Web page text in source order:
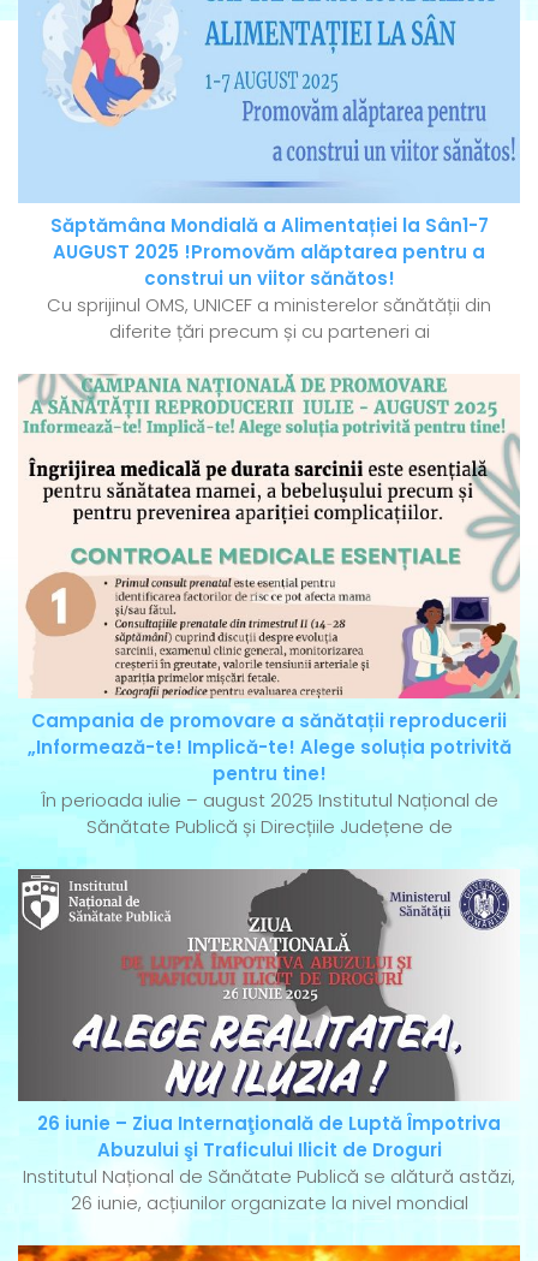
Săptămâna Mondială a Alimentației la Sân1-7
AUGUST 2025 !Promovăm alăptarea pentru a
construi un viitor sănătos!
Cu sprijinul OMS, UNICEF a ministerelor sănătății din
diferite țări precum și cu parteneri ai
Campania de promovare a sănătații reproducerii
„Informează-te! Implică-te! Alege soluția potrivită
pentru tine!
În perioada iulie – august 2025 Institutul Național de
Sănătate Publică și Direcțiile Județene de
26 iunie – Ziua Internaţională de Luptă Împotriva
Abuzului şi Traficului Ilicit de Droguri
Institutul Național de Sănătate Publică se alătură astăzi,
26 iunie, acțiunilor organizate la nivel mondial